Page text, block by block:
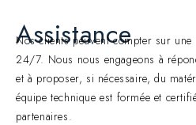
Assistance
Nos clients peuvent compter sur
24/7. Nous nous engageons à
et à proposer, si nécessaire, du
équipe technique est formée et
partenaires.